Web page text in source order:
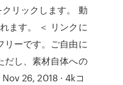
リックします。 動
ます。 ＜ リンクに
リーです。ご自由に
だし、素材自体への
26, 2018 · 4kコ